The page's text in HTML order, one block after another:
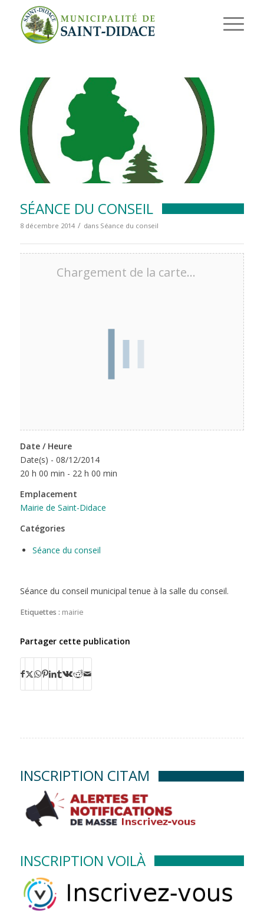
SÉANCE DU CONSEIL
8 décembre 2014 / dans Séance du conseil
Chargement de la carte…
Date / Heure
Date(s) - 08/12/2014
20 h 00 min - 22 h 00 min
Emplacement
Mairie de Saint-Didace
Catégories
Séance du conseil
Séance du conseil municipal tenue à la salle du conseil.
Etiquettes : mairie
Partager cette publication
INSCRIPTION CITAM
INSCRIPTION VOILÀ